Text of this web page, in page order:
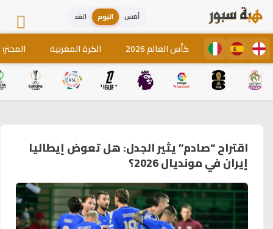
أمس اليوم الغد
كأس العالم 2026 الكرة المغربية
اقتراح “صادم” يثير الجدل: هل تعوض إيطاليا
إيران في مونديال 2026؟